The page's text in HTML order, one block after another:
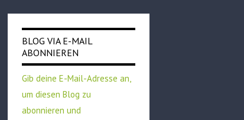
BLOG VIA E-MAIL
ABONNIEREN
Gib deine E-Mail-Adresse an,
um diesen Blog zu
abonnieren und